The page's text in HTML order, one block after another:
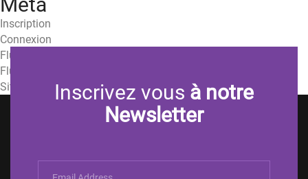
Inscription
Connexion
Flux des publications
Flux des commentaires
Site de WordPress-FRInscrivez vous à notre
Newsletter